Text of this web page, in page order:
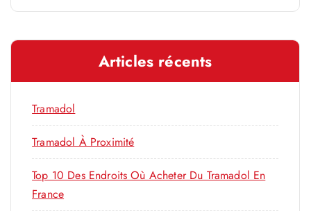
c
c
h
e
r
:
Articles récents
Tramadol
Tramadol À Proximité
Top 10 Des Endroits Où Acheter Du Tramadol En
France